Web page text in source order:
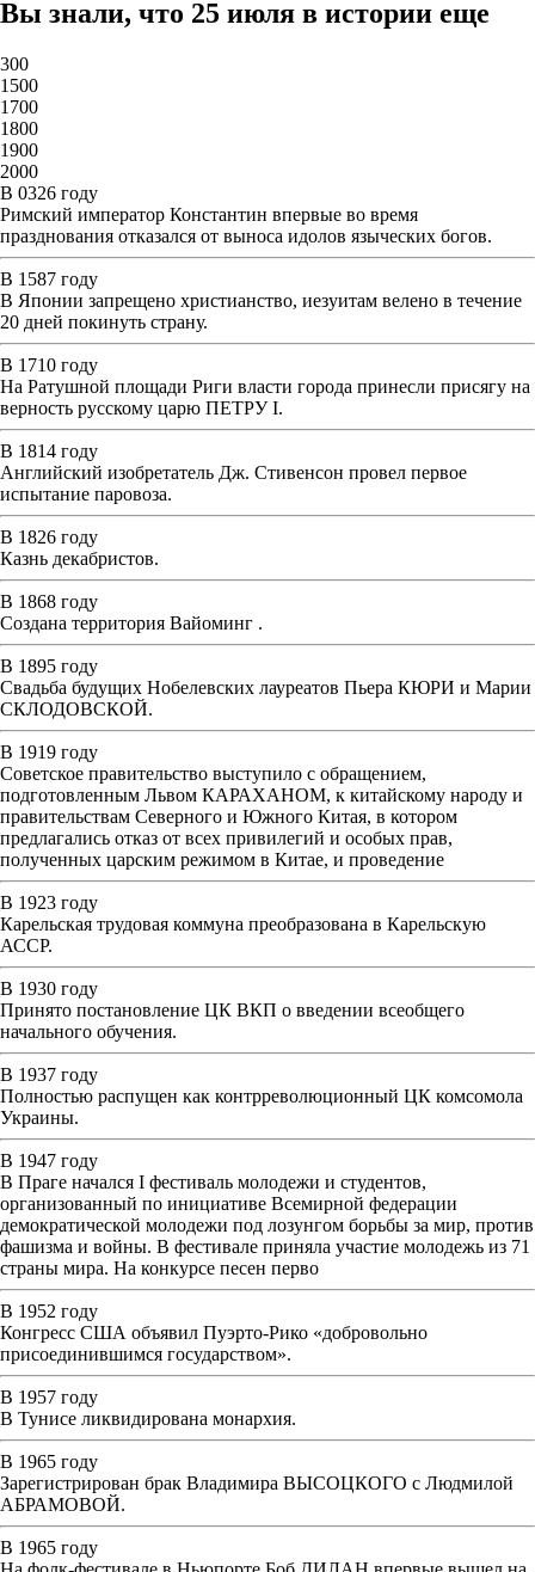
Вы знали, что 25 июля в истории еще
300
1500
1700
1800
1900
2000
В 0326 году
Римский император Константин впервые во время
празднования отказался от выноса идолов языческих богов.
В 1587 году
В Японии запрещено христианство, иезуитам велено в течение
20 дней покинуть страну.
В 1710 году
На Ратушной площади Риги власти города принесли присягу на
верность русскому царю ПЕТРУ I.
В 1814 году
Английский изобретатель Дж. Стивенсон провел первое
испытание паровоза.
В 1826 году
Казнь декабристов.
В 1868 году
Создана территория Вайоминг .
В 1895 году
Свадьба будущих Нобелевских лауреатов Пьера КЮРИ и Марии
СКЛОДОВСКОЙ.
В 1919 году
Советское правительство выступило с обращением,
подготовленным Львом КАРАХАНОМ, к китайскому народу и
правительствам Северного и Южного Китая, в котором
предлагались отказ от всех привилегий и особых прав,
полученных царским режимом в Китае, и проведение
В 1923 году
Карельская трудовая коммуна преобразована в Карельскую
АССР.
В 1930 году
Принято постановление ЦК ВКП о введении всеобщего
начального обучения.
В 1937 году
Полностью распущен как контрреволюционный ЦК комсомола
Украины.
В 1947 году
В Праге начался I фестиваль молодежи и студентов,
организованный по инициативе Всемирной федерации
демократической молодежи под лозунгом борьбы за мир, против
фашизма и войны. В фестивале приняла участие молодежь из 71
страны мира. На конкурсе песен перво
В 1952 году
Конгресс США объявил Пуэрто-Рико «добровольно
присоединившимся государством».
В 1957 году
В Тунисе ликвидирована монархия.
В 1965 году
Зарегистрирован брак Владимира ВЫСОЦКОГО с Людмилой
АБРАМОВОЙ.
В 1965 году